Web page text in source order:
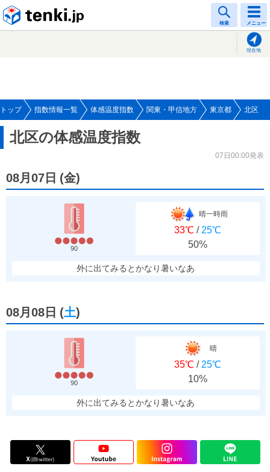
検索 メニュー
現在地
トップ 指数情報一覧 体感温度指数 関東・甲信地方 東京都 北区
北区の体感温度指数
07日00:00発表
08月07日 (金)
90
晴一時雨
33℃ / 25℃
50%
外に出てみるとかなり暑いなあ
08月08日 (土)
90
晴
35℃ / 25℃
10%
外に出てみるとかなり暑いなあ